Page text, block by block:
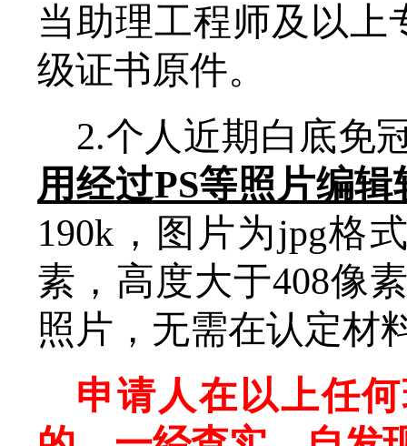
当助理工程师及以
级证书原件。
2.个人近期白 底免
用经过PS等照片编
190k，图片为jpg格
素，高度大于408像
照片，无需在认定材
申请人在以上任